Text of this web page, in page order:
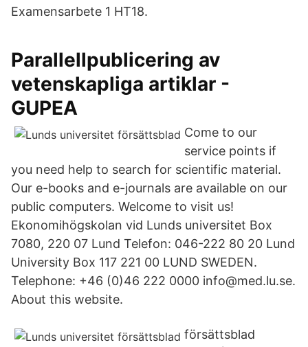
Examensarbete 1 HT18.
Parallellpublicering av
vetenskapliga artiklar -
GUPEA
Come to our
service points if
you need help to search for scientific material.
Our e-books and e-journals are available on our
public computers. Welcome to visit us!
Ekonomihögskolan vid Lunds universitet Box
7080, 220 07 Lund Telefon: 046-222 80 20 Lund
University Box 117 221 00 LUND SWEDEN.
Telephone: +46 (0)46 222 0000 info@med.lu.se.
About this website.
försättsblad